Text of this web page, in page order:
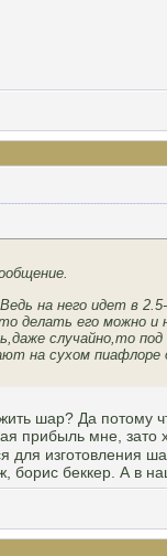
на него идет в
делать его можно
случайно,то
на сухом пиафлоре
шар? Да потому
прибыль мне, зато
для изготовления
борис беккер. А в